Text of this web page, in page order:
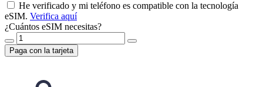
He verificado y mi teléfono es compatible con la tecnología
eSIM. Verifica aquí
¿Cuántos eSIM necesitas?
Paga con la tarjeta